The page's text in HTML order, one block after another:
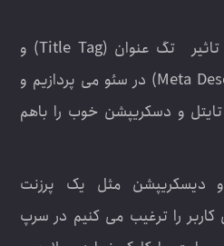
در این جلسه به بررسی تاثیر تگ عنوان (Title Tag) و
توضیحات متا (Meta Description) در سئو می پردازیم و
و دسکریپشن خوب را باهم
دیسکریپشن مثل یک پرزنت
را ترغیب می کنیم در سرپ